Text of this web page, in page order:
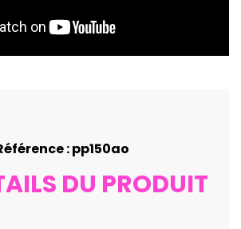
: pp150ao
DU PRODUIT